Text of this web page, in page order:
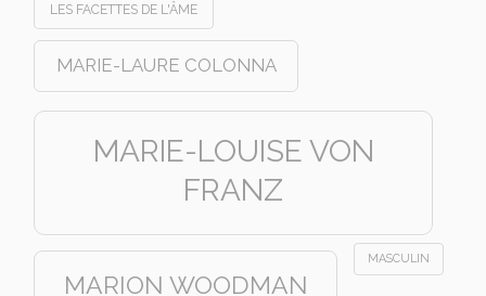
LES FACETTES DE L'ÂME
MARIE-LAURE COLONNA
MARIE-LOUISE VON
FRANZ
MARION WOODMAN
MASCULIN